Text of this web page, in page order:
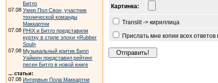
Битлз
07.08 Умер Пол Свон, участник
технической команды
Маккартни
07.08 PHIX и Битлз представили
куртку в стиле эпохи «Rubber
Soul»
07.08 Музыкальный критик Билл
Уаймен представил рейтинг
песен Битлз в новой книге
... статьи:
07.08 Интервью Пола Маккартни
Картинка:
Translit -> кириллица
Прислать мне копии всех